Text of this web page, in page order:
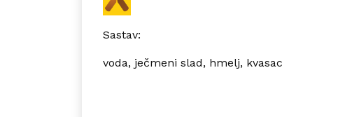
Sastav:
voda, ječmeni slad, hmelj, kvasac